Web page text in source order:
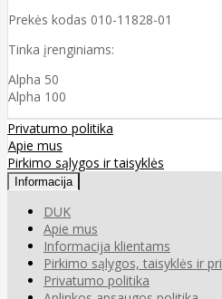
Prekės kodas 010-11828-01
Tinka įrenginiams:
Alpha 50
Alpha 100
Privatumo politika
Apie mus
Pirkimo sąlygos ir taisyklės
Informacija
DUK
Apie mus
Informacija klientams
Pirkimo sąlygos, taisyklės ir
Privatumo politika